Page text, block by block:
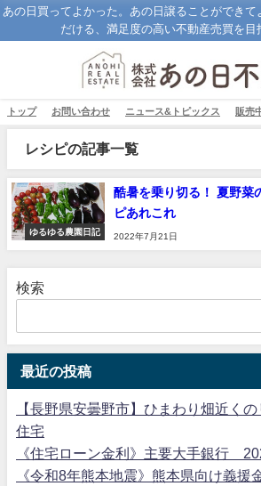
あの日買ってよかった。あの日譲ることができ
だける、満足度の高い不動産売買を目
トップ お問い合わせ ニュース&トピックス 販売
レシピの記事一覧
ゆるゆる農園日記
酷暑を乗り切る！ 夏野菜
ピあれこれ
2022年7月21日
検索
最近の投稿
【長野県安曇野市】ひまわり畑近く
住宅
《住宅ローン金利》主要大手銀行
《令和8年熊本地震》熊本県向け義援